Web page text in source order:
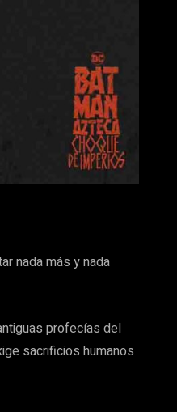
nada más y nada
profecías del
sacrificios humanos